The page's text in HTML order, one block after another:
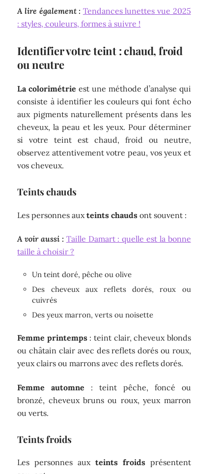
A lire également : Tendances lunettes vue 2025
: styles, couleurs, formes à suivre !
Identifier votre teint : chaud, froid
ou neutre
La colorimétrie est une méthode d’analyse qui
consiste à identifier les couleurs qui font écho
aux pigments naturellement présents dans les
cheveux, la peau et les yeux. Pour déterminer
si votre teint est chaud, froid ou neutre,
observez attentivement votre peau, vos yeux et
vos cheveux.
Teints chauds
Les personnes auxteints chauds ont souvent :
A voir aussi : Taille Damart : quelle est la bonne
taille à choisir ?
Un teint doré, pêche ou olive
Des cheveux aux reflets dorés, roux ou
cuivrés
Des yeux marron, verts ou noisette
Femme printemps: teint clair, cheveux blonds
ou châtain clair avec des reflets dorés ou roux,
yeux clairs ou marrons avec des reflets dorés.
Femme automne : teint pêche, foncé ou
bronzé, cheveux bruns ou roux, yeux marron
ou verts.
Teints froids
Les personnes aux teints froidsprésentent